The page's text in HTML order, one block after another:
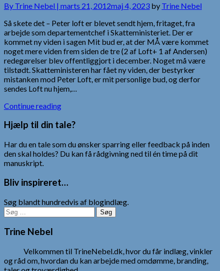
By Trine Nebel | marts 21, 2012maj 4, 2023 by Trine Nebel
Så skete det – Peter loft er blevet sendt hjem, fritaget, fra
arbejde som departementchef i Skatteministeriet. Der er
kommet ny viden i sagen Mit bud er, at der MÅ være kommet
noget mere viden frem siden de tre (2 af Loft+ 1 af Andersen)
redegørelser blev offentliggjort i december. Noget må være
tilstødt. Skatteministeren har fået ny viden, der bestyrker
mistanken mod Peter Loft, er mit personlige bud, og derfor
sendes Loft nu hjem,…
Continue reading
Hjælp til din tale?
Har du en tale som du ønsker sparring eller feedback på inden
den skal holdes? Du kan få rådgivning ned til én time på dit
manuskript.
Bliv inspireret…
Søg blandt hundredvis af blogindlæg.
Søg
efter:
Trine Nebel
Velkommen til TrineNebel.dk, hvor du får indlæg, vinkler
og råd om, hvordan du kan arbejde med omdømme, branding,